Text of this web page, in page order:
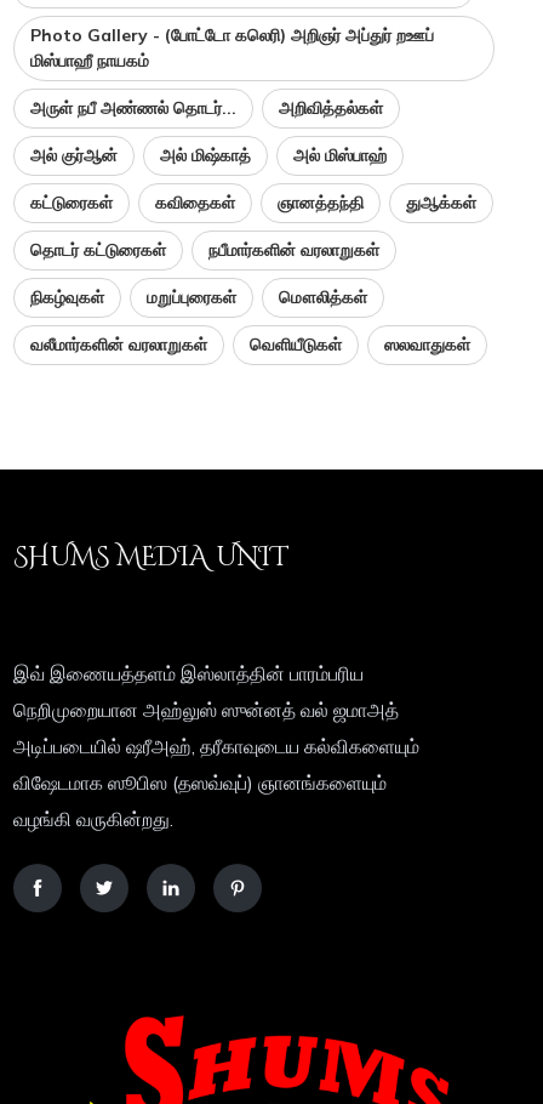
Photo Gallery - (போட்டோ கலெரி) அறிஞர் அப்துர் றஊப்
மிஸ்பாஹீ நாயகம்
அருள் நபீ அண்ணல் தொடர்... அறிவித்தல்கள்
அல் குர்ஆன் அல் மிஷ்காத் அல் மிஸ்பாஹ்
கட்டுரைகள் கவிதைகள் ஞானத்தந்தி துஆக்கள்
தொடர் கட்டுரைகள் நபீமார்களின் வரலாறுகள்
நிகழ்வுகள் மறுப்புரைகள் மௌலித்கள்
வலீமார்களின் வரலாறுகள் வெளியீடுகள் ஸலவாதுகள்
SHUMS MEDIA UNIT
இவ் இணையத்தளம் இஸ்லாத்தின் பாரம்பரிய
நெறிமுறையான அஹ்லுஸ் ஸுன்னத் வல் ஜமாஅத்
அடிப்படையில் ஷரீஅஹ், தரீகாவுடைய கல்விகளையும்
விஷேடமாக ஸூபிஸ (தஸவ்வுப்) ஞானங்களையும்
வழங்கி வருகின்றது.